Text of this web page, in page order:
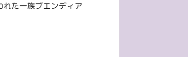
た一族ブエンディア